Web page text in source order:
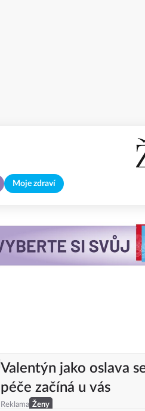
Moje zdraví
Valentýn jako oslava
péče začíná u vás
Reklama Ženy